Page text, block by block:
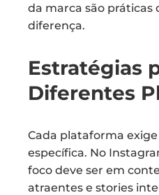
da marca são práticas
diferença.
Estratégias
Diferentes
Cada plataforma
específica. No
foco deve ser em
atraentes e stories